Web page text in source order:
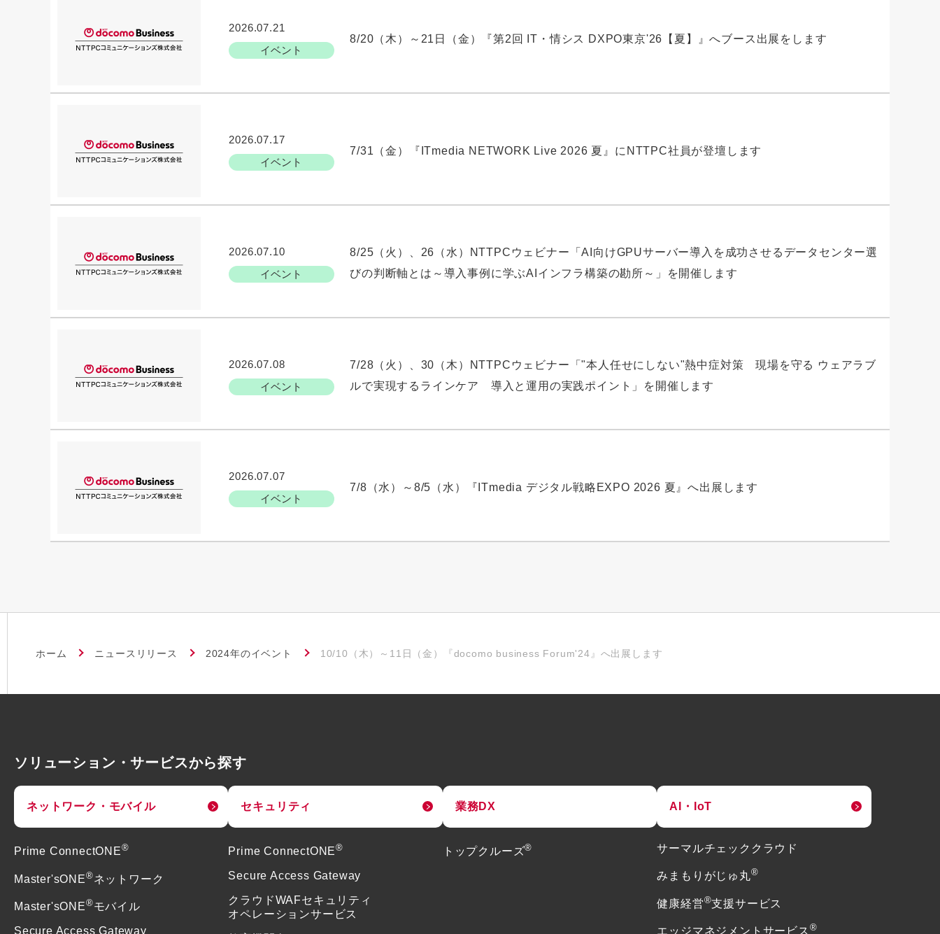
2026.07.21
イベント
8/20（木）～21日（金）『第2回 IT・情シス DXPO東京'26【夏】』へブース出展をします
2026.07.17
イベント
7/31（金）『ITmedia NETWORK Live 2026 夏』にNTTPC社員が登壇します
2026.07.10
イベント
8/25（火）、26（水）NTTPCウェビナー「AI向けGPUサーバー導入を成功させるデータセンター選
びの判断軸とは～導入事例に学ぶAIインフラ構築の勘所～」を開催します
2026.07.08
イベント
7/28（火）、30（木）NTTPCウェビナー「"本人任せにしない"熱中症対策 現場を守る ウェアラブ
ルで実現するラインケア 導入と運用の実践ポイント」を開催します
2026.07.07
イベント
7/8（水）～8/5（水）『ITmedia デジタル戦略EXPO 2026 夏』へ出展します
ホーム ニュースリリース 2024年のイベント 10/10（木）～11日（金）『docomo business Forum'24』へ出展します
ソリューション・サービスから探す
ネットワーク・モバイル
Prime ConnectONE®
Master'sONE®ネットワーク
Master'sONE®モバイル
Secure Access Gateway
セキュリティ
Prime ConnectONE®
Secure Access Gateway
クラウドWAFセキュリティ
オペレーションサービス
業務DX
トップクルーズ®
AI・IoT
サーマルチェッククラウド
みまもりがじゅ丸®
健康経営®支援サービス
エッジマネジメントサービス ®